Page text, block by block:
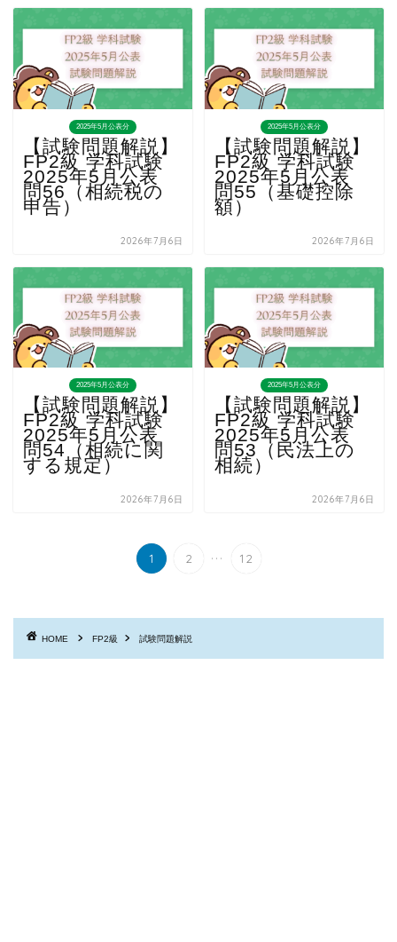
2025年5月公表分
【試験問題解説】
FP2級 学科試験
2025年5月公表
問56（相続税の
申告）
2026年7月6日
2025年5月公表分
【試験問題解説】
FP2級 学科試験
2025年5月公表
問55（基礎控除
額）
2026年7月6日
2025年5月公表分
【試験問題解説】
FP2級 学科試験
2025年5月公表
問54（相続に関
する規定）
2026年7月6日
2025年5月公表分
【試験問題解説】
FP2級 学科試験
2025年5月公表
問53（民法上の
相続）
2026年7月6日
1 2 ... 12
HOME FP2級 試験問題解説